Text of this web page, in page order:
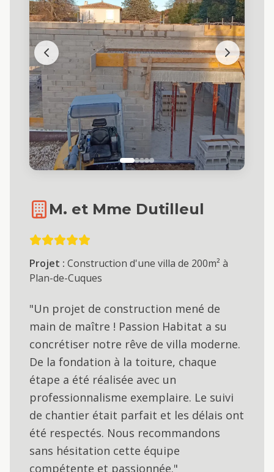
M. et Mme Dutilleul
Projet : Construction d'une villa de 200m² à
Plan-de-Cuques
"Un projet de construction mené de
main de maître ! Passion Habitat a su
concrétiser notre rêve de villa moderne.
De la fondation à la toiture, chaque
étape a été réalisée avec un
professionnalisme exemplaire. Le suivi
de chantier était parfait et les délais ont
été respectés. Nous recommandons
sans hésitation cette équipe
compétente et passionnée."